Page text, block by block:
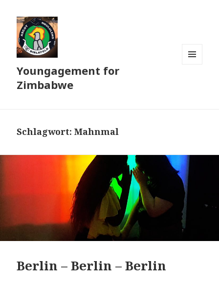
Youngagement for
Zimbabwe
Schlagwort:Mahnmal
Berlin – Berlin – Berlin